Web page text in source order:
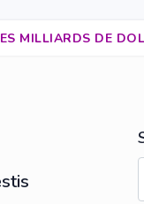
MILLIARDS DE